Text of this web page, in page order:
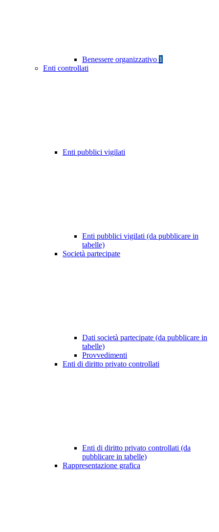
Benessere organizzativo 1
Enti controllati
Enti pubblici vigilati
Enti pubblici vigilati (da pubblicare in
tabelle)
Società partecipate
Dati società partecipate (da pubblicare in
tabelle)
Provvedimenti
Enti di diritto privato controllati
Enti di diritto privato controllati (da
pubblicare in tabelle)
Rappresentazione grafica